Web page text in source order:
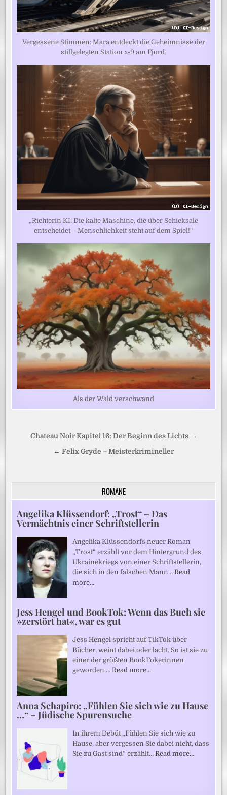
Vergessene Stimmen: Mara entdeckt die Geheimnisse der
stillgelegten Station x-9 am Fjord.
„Richterin KI: Die kalte Maschine, die über Schicksale
entscheidet – Menschlichkeit steht auf dem Spiel!“
Als der Wald verschwand
Beitragsnavigation
Chateau Noir Kapitel 16: Der Beginn des Lichts →
← Felix Gryde – Meisterkrimineller
ROMANE
Angelika Klüssendorf: „Trost“ – Das
Vermächtnis einer Schriftstellerin
Angelika Klüssendorfs neuer Roman
„Trost“ erzählt vor dem Hintergrund des
Ukrainekriegs von einer Schriftstellerin,
die sich in den falschen Mann…Read
more…
Jess Hengel und BookTok: Wenn das Buch sie
»zerstört hat«, war es gut
Jess Hengel spricht auf TikTok über
Bücher, weint dabei oder lacht. So ist sie zu
einer der größten BookTokerinnen
geworden.…Read more…
Anna Schapiro: „Fühlen Sie sich wie zu Hause
…“ – Jüdische Spurensuche
In ihrem Debüt „Fühlen Sie sich wie zu
Hause, aber vergessen Sie dabei nicht, dass
Sie zu Gast sind“ erzählt…Read more…